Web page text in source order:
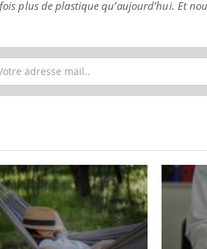
plus de plastique qu’aujourd’hui. Et
numérique